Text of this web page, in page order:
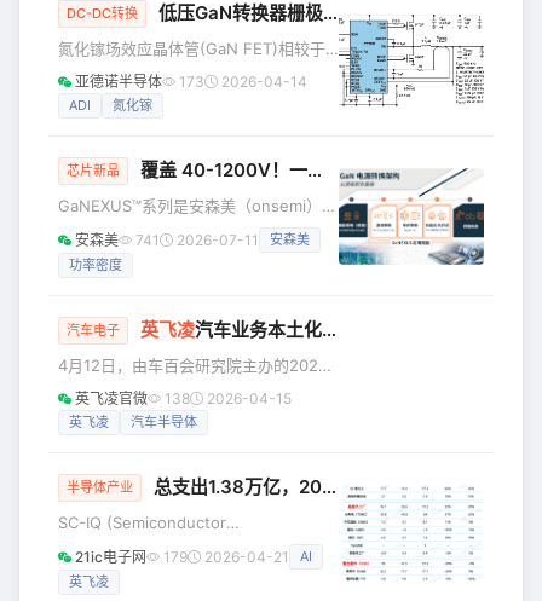
可扩展性和可预测性。 传统保护方案（如机械保险丝、分立
式MOSFET控制器）受限于其诞生时代的技术水平，存在响
应延迟、系统复杂、热特性不可预测等问题，已无法适配现代
AI服务
DC-DC转换 低压GaN转换器栅极驱动和测量
氮化镓场效应晶体管(GaN FET)相较于
硅FET，开关速度更快，封装更小，功率
损耗更低。这些特性使得电源转换器能
然DC/DC转换器的基本设计保持不变，
其中一个较为关键的挑战是对栅极电压
和时序进行精准控制。这种控制可能很
有难度，原因在于开关时间可能超过了
运的是，
亚德诺半导体 173 2026-04-14
ADI 氮化镓
芯片新品 覆盖 40-1200V！一文拆解安森美 GaNEXUS™的关键优势和应用
GaNEXUS™系列是安森美（onsemi）最
新推出的氮化镓（GaN）功率产品组
合，旨在为现代功率架构提供更高的效
能够最大化地发挥系统级影响，从电源
到负载，支持各类紧凑、高效的功率转
换。 凭借久经考验的电源设计、卓越的
品质以及全生命周期支持，GaNEXUS助
力客户构建可靠且可扩展的解决方案，
安森美 741 2026-07-11
安森美
功率密度
汽车电子 英飞凌汽车业务本土化战略一周年：从蓝图到实景，筑牢“产-需-生态”全链条优势
4月12日，由车百会研究院主办的2026
智能电动汽车发展高层论坛在北京举
行。英飞凌科技高级副总裁，汽车业务
3月公布“与中国汽车产业同频共振”本土
义、本土生产、本土生态圈”三大支柱稳
步落地，已在多个关键领域取得实质性
进展与重要里程碑，正加速将规划转化
英飞凌官微 138 2026-04-15
英飞凌 汽车半导体
半导体产业 总支出1.38万亿，2026年半导体烧钱大战升级（附图）
SC-IQ (Semiconductor
Intelligence) 报告显示：2025 年全球
半导体资本支出 1660 亿美元，同比增
21ic电子网 179 2026-04-21
AI
英飞凌